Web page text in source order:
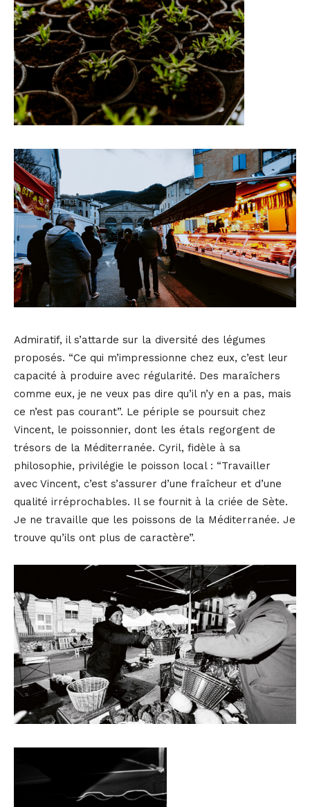
Admiratif, il s’attarde sur la diversité des légumes
proposés. “Ce qui m’impressionne chez eux, c’est leur
capacité à produire avec régularité. Des maraîchers
comme eux, je ne veux pas dire qu’il n’y en a pas, mais
ce n’est pas courant”. Le périple se poursuit chez
Vincent, le poissonnier, dont les étals regorgent de
trésors de la Méditerranée. Cyril, fidèle à sa
philosophie, privilégie le poisson local : “Travailler
avec Vincent, c’est s’assurer d’une fraîcheur et d’une
qualité irréprochables. Il se fournit à la criée de Sète.
Je ne travaille que les poissons de la Méditerranée. Je
trouve qu’ils ont plus de caractère”.